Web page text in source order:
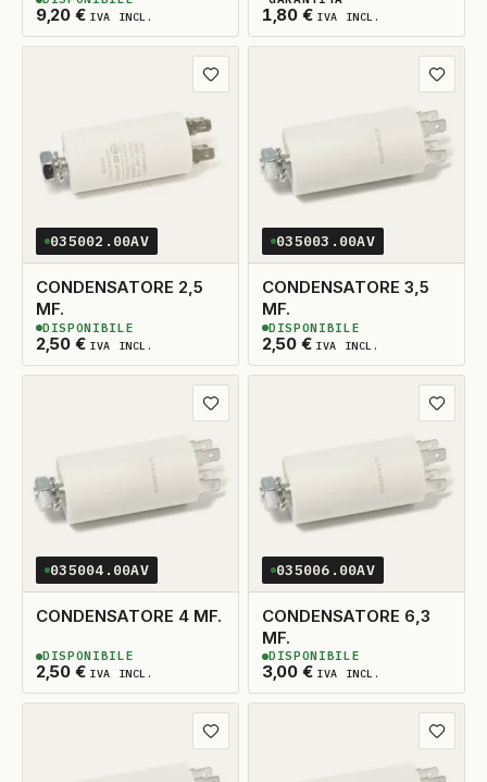
9,20 € IVA INCL.
3DISPONIBILI
1,80 € IVA INCL.
2DISPONIBILI
Aggiungi ai preferiti
035002.00AV
CONDENSATORE 2,5
MF.
2,50 € IVA INCL.
2DISPONIBILI
DISPONIBILE
035003.00AV
CONDENSATORE 3,5
MF.
2,50 € IVA INCL.
2DISPONIBILI
DISPONIBILE
Aggiungi ai preferiti
035004.00AV
CONDENSATORE 4 MF.
2,50 € IVA INCL.
2DISPONIBILI
DISPONIBILE
035006.00AV
CONDENSATORE 6,3
MF.
3,00 € IVA INCL.
2DISPONIBILI
DISPONIBILE
Aggiungi ai preferiti